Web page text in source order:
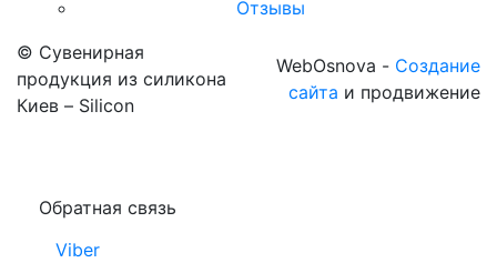
Отзывы
© Сувенирная
продукция из силикона
Киев – Silicon
WebOsnova - Создание
сайта и продвижение
Обратная связь
Viber